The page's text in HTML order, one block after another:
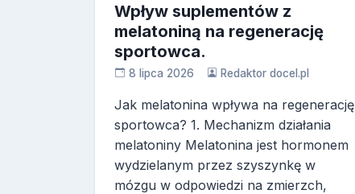
Wpływ suplementów z
melatoniną na regenerację
sportowca.
8 lipca 2026 Redaktor docel.pl
Jak melatonina wpływa na regenerację
sportowca? 1. Mechanizm działania
melatoniny Melatonina jest hormonem
wydzielanym przez szyszynkę w
mózgu w odpowiedzi na zmierzch,